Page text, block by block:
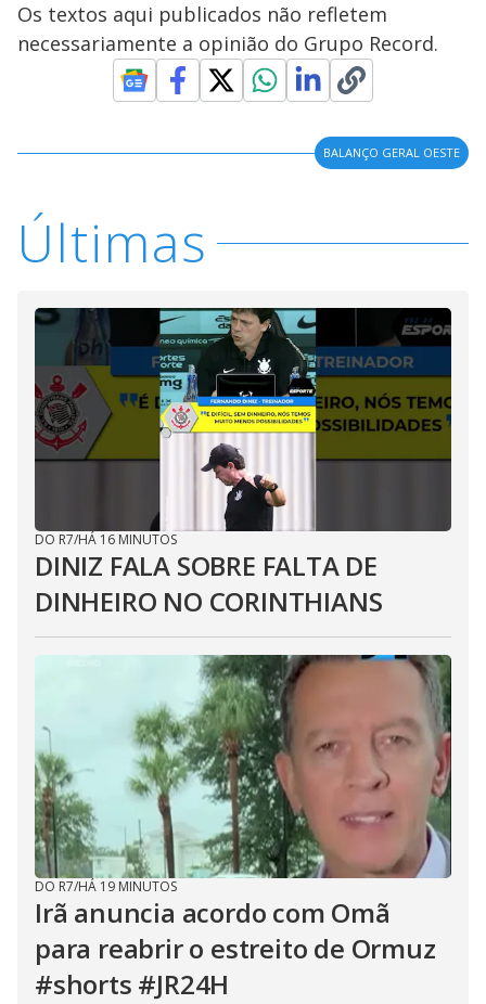
Os textos aqui publicados não refletem
necessariamente a opinião do Grupo Record.
BALANÇO GERAL OESTE
Últimas
DO R7/HÁ 16 MINUTOS
DINIZ FALA SOBRE FALTA DE
DINHEIRO NO CORINTHIANS
DO R7/HÁ 19 MINUTOS
Irã anuncia acordo com Omã
para reabrir o estreito de Ormuz
#shorts #JR24H